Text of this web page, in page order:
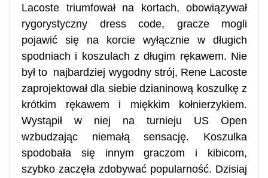
Lacoste triumfował na kortach, obowiązywał
rygorystyczny dress code, gracze mogli
pojawić się na korcie wyłącznie w długich
spodniach i koszulach z długim rękawem. Nie
był to najbardziej wygodny strój, Rene Lacoste
zaprojektował dla siebie dzianinową koszulkę z
krótkim rękawem i miękkim kołnierzykiem.
Wystąpił w niej na turnieju US Open
wzbudzając niemałą sensację. Koszulka
spodobała się innym graczom i kibicom,
szybko zaczęła zdobywać popularność. Dzisiaj